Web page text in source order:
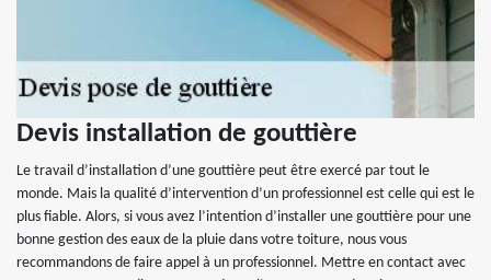
Devis installation de gouttière
Le travail d’installation d’une gouttière peut être exercé par tout le
monde. Mais la qualité d’intervention d’un professionnel est celle qui est le
plus fiable. Alors, si vous avez l’intention d’installer une gouttière pour une
bonne gestion des eaux de la pluie dans votre toiture, nous vous
recommandons de faire appel à un professionnel. Mettre en contact avec